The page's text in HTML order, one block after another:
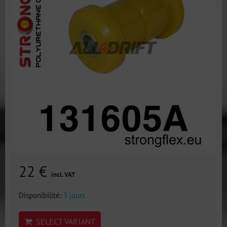
22 € incl. VAT
Disponibilité: 3 jours
SELECT VARIANT